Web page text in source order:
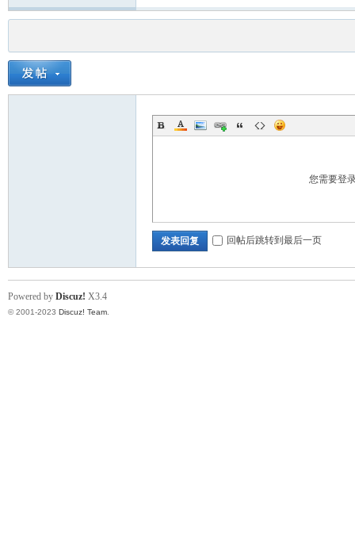
您需要登
发表回复 回帖后跳转到最后一页
Powered by Discuz! X3.4
© 2001-2023 Discuz! Team